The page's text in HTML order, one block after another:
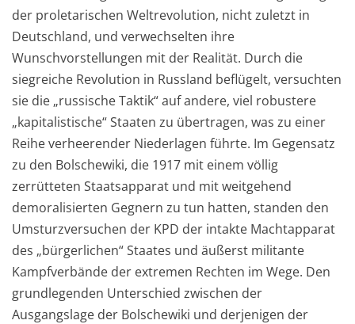
der proletarischen Weltrevolution, nicht zuletzt in
Deutschland, und verwechselten ihre
Wunschvorstellungen mit der Realität. Durch die
siegreiche Revolution in Russland beflügelt, versuchten
sie die „russische Taktik“ auf andere, viel robustere
„kapitalistische“ Staaten zu übertragen, was zu einer
Reihe verheerender Niederlagen führte. Im Gegensatz
zu den Bolschewiki, die 1917 mit einem völlig
zerrütteten Staatsapparat und mit weitgehend
demoralisierten Gegnern zu tun hatten, standen den
Umsturzversuchen der KPD der intakte Machtapparat
des „bürgerlichen“ Staates und äußerst militante
Kampfverbände der extremen Rechten im Wege. Den
grundlegenden Unterschied zwischen der
Ausgangslage der Bolschewiki und derjenigen der